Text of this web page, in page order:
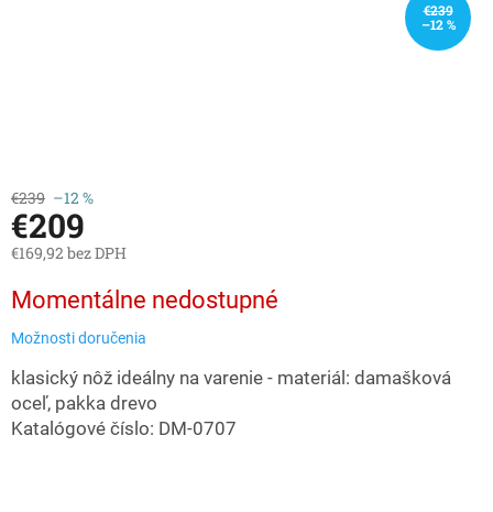
€239
–12 %
€239 –12 %
€209
€169,92 bez DPH
cena:
Momentálne nedostupné
Možnosti doručenia
klasický nôž ideálny na varenie - materiál: damašková
oceľ, pakka drevo
Katalógové číslo: DM-0707